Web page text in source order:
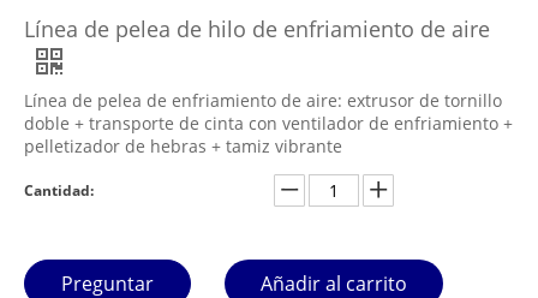
Línea de pelea de hilo de enfriamiento de aire
Línea de pelea de enfriamiento de aire: extrusor de tornillo
doble + transporte de cinta con ventilador de enfriamiento +
pelletizador de hebras + tamiz vibrante
Cantidad:
Preguntar Añadir al carrito